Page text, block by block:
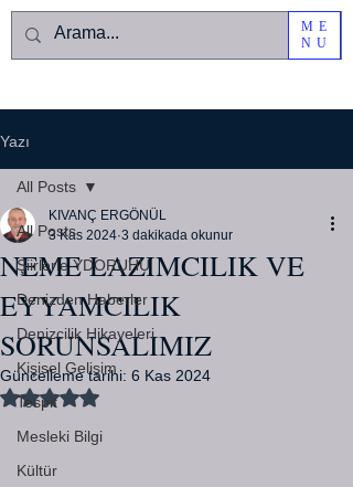
ME
NU
Yazı
All Posts
Şiirlerle YDORUHU
Denizden Haberler
Denizcilik Hikayeleri
Kişisel Gelişim
Tespit
Mesleki Bilgi
Kültür
All Posts
NEME LAZIMCILIK VE
EYYAMCILIK
SORUNSALIMIZ
KIVANÇ ERGÖNÜL
3 Kas 2024 3 dakikada okunur
Güncelleme tarihi: 6 Kas 2024
5 üzerinden NaN yıldız